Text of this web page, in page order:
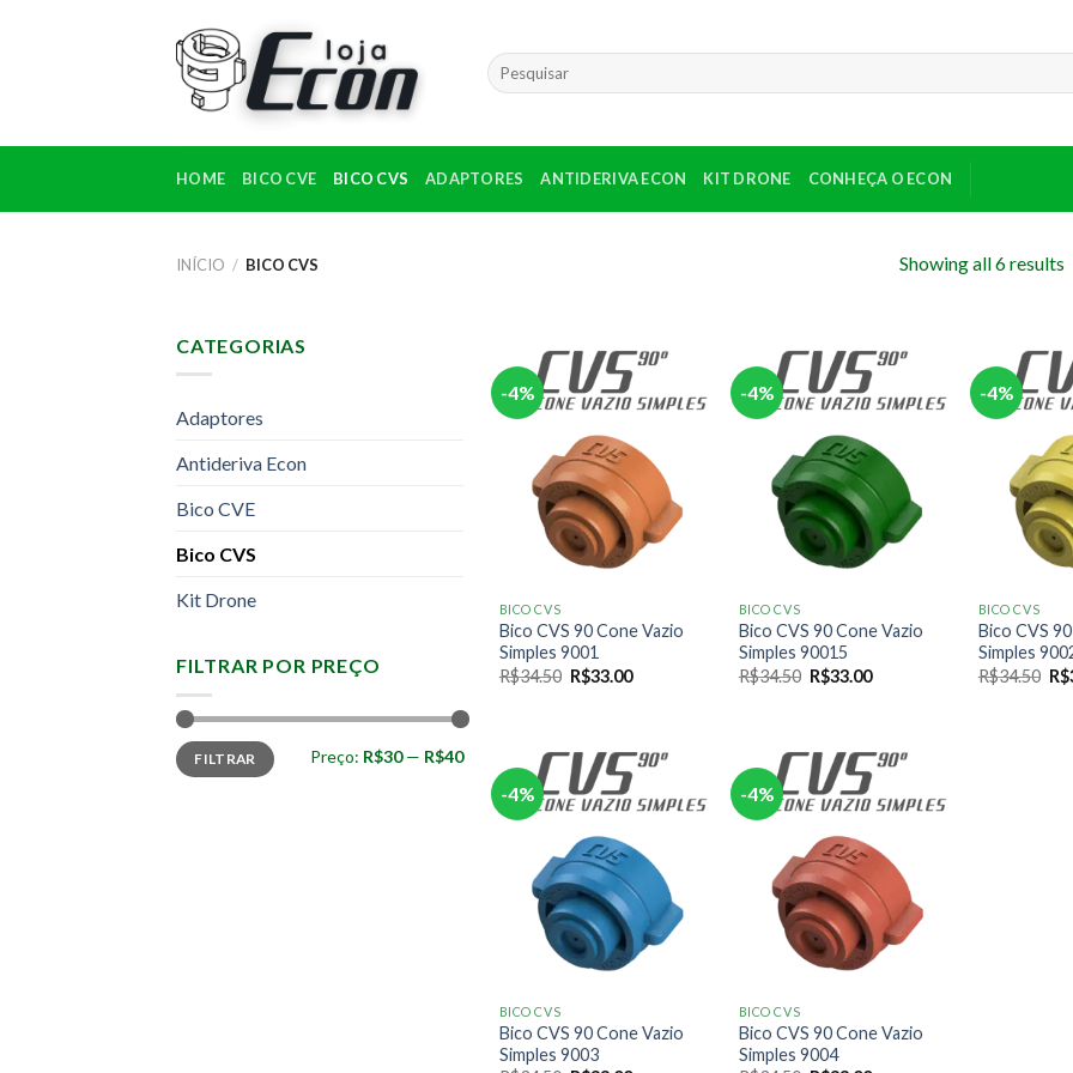
Pesquisar
por:
HOME BICO CVE BICO CVS ADAPTORES ANTIDERIVA ECON KIT DRONE CONHEÇA O ECON
INÍCIO / BICO CVS Showing all 6 results
CATEGORIAS
Adaptores
Antideriva Econ
Bico CVE
Bico CVS
Kit Drone
FILTRAR POR PREÇO
Preço
mínimo
Preço
máximo
FILTRAR Preço: R$30— R$40
-4%
BICO CVS
Bico CVS 90 Cone Vazio
Simples 9001
R$34.50 O
preço
R$33.00O
-4%
BICO CVS
Bico CVS 90 Cone Vazio
Simples 90015
R$34.50 O
preço
R$33.00O
-4%
BICO CVS
Bico CVS
Simples
R$34.50 O
R$
-4%
BICO CVS
Bico CVS 90 Cone Vazio
Simples 9003
-4%
BICO CVS
Bico CVS 90 Cone Vazio
Simples 9004